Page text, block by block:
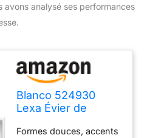
avons analysé ses performances
Blanco 524930
Lexa Évier de
Formes douces, accents